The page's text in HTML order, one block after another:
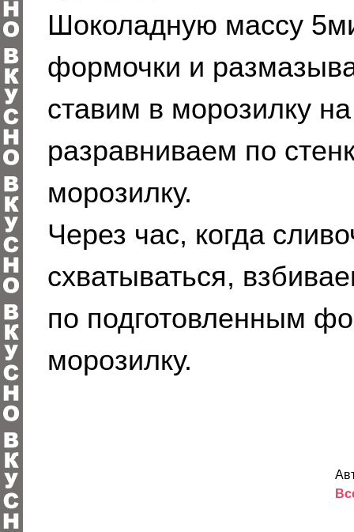
Шоколадную массу
формочки и
ставим в морозилку
разравниваем по
морозилку.
Через час, когда
схватываться,
по подготовленным
морозилку.